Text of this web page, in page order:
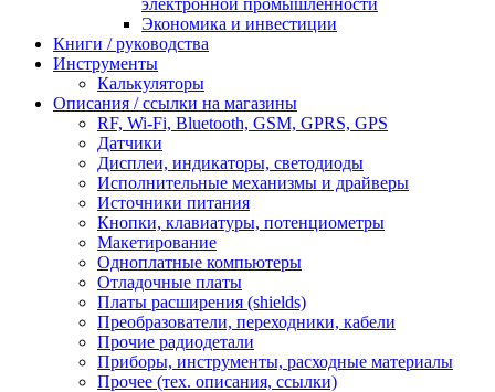
электронной промышленности
Экономика и инвестиции
Книги / руководства
Инструменты
Калькуляторы
Описания / ссылки на магазины
RF, Wi-Fi, Bluetooth, GSM, GPRS, GPS
Датчики
Дисплеи, индикаторы, светодиоды
Исполнительные механизмы и драйверы
Источники питания
Кнопки, клавиатуры, потенциометры
Макетирование
Одноплатные компьютеры
Отладочные платы
Платы расширения (shields)
Преобразователи, переходники, кабели
Прочие радиодетали
Приборы, инструменты, расходные материалы
Прочее (тех. описания, ссылки)